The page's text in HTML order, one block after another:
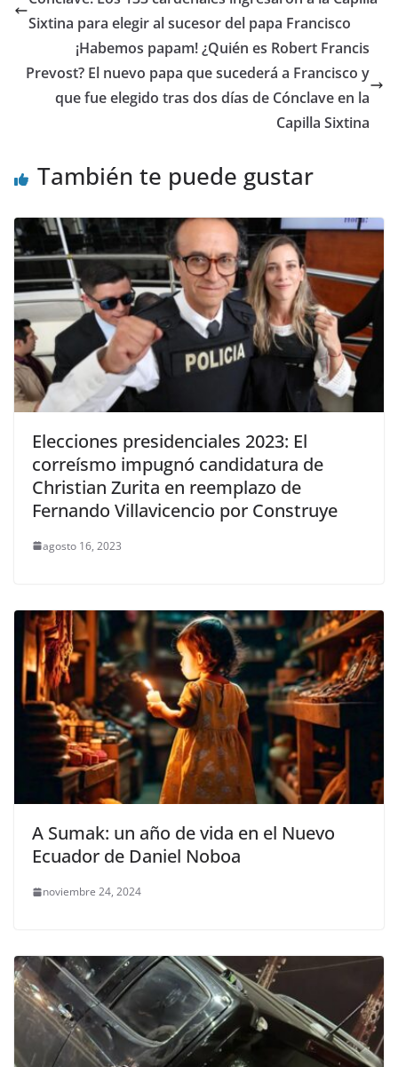
b
o
o
k
A
p
p
a
m
t dI
n
ar
tir
Sixtina para elegir al sucesor del papa Francisco
¡Habemos papam! ¿Quién es Robert Francis
Prevost? El nuevo papa que sucederá a Francisco y
que fue elegido tras dos días de Cónclave en la
Capilla Sixtina
También te puede gustar
Elecciones presidenciales 2023: El
correísmo impugnó candidatura de
Christian Zurita en reemplazo de
Fernando Villavicencio por Construye
agosto 16, 2023
A Sumak: un año de vida en el Nuevo
Ecuador de Daniel Noboa
noviembre 24, 2024